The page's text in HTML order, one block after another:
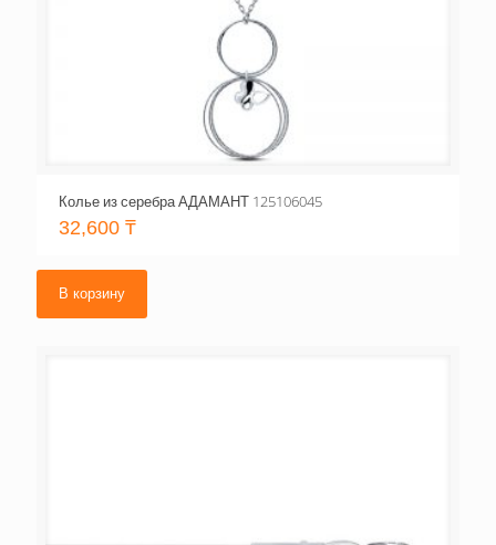
Колье из серебра АДАМАНТ 125106045
32,600 ₸
В корзину